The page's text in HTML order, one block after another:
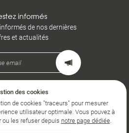
informés
de nos dernières
et actualités
Légales
générales d'utilisation
de confidentialité
des cookies
des cookies
de cookies "traceurs" pour mesurer
utilisateur optimale. Vous pouvez à
les refuser depuis notre page dédiée.